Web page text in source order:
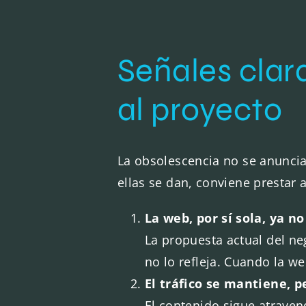
Señales
al proyecto
La obsolescencia no se
ellas se dan, conviene prestar
La web, por sí sola, ya
La propuesta actual del
no lo refleja. Cuando la
El tráfico se mantiene,